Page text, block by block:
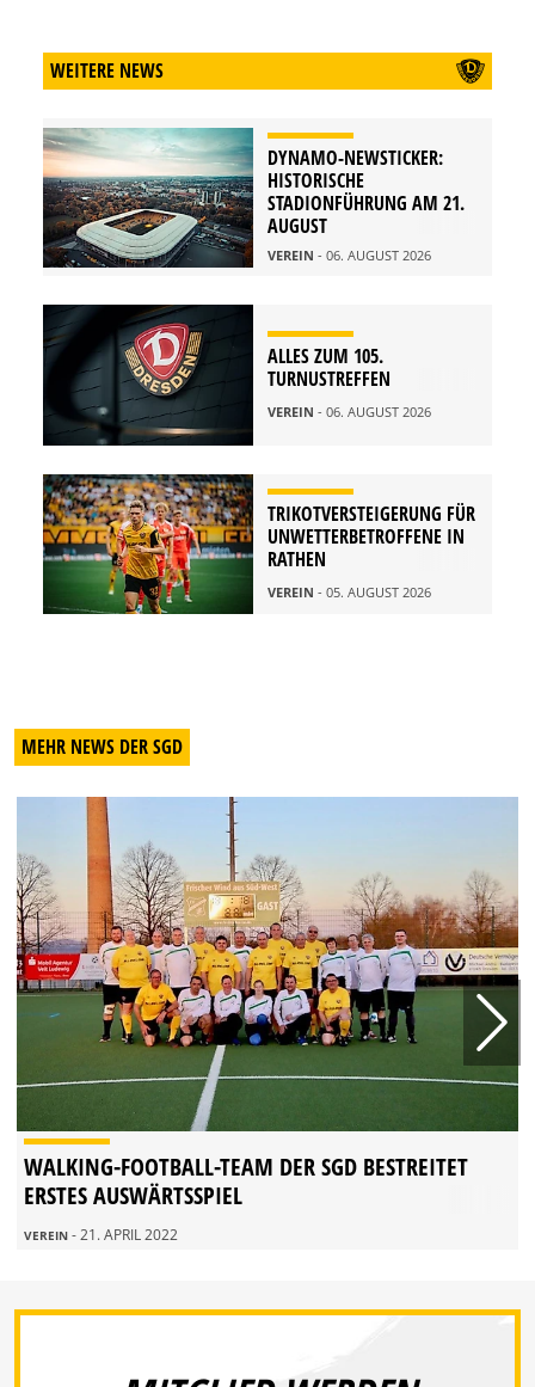
WEITERE NEWS
DYNAMO-NEWSTICKER:
HISTORISCHE
STADIONFÜHRUNG AM 21.
AUGUST
VEREIN - 06. AUGUST 2026
ALLES ZUM 105.
TURNUSTREFFEN
VEREIN - 06. AUGUST 2026
TRIKOTVERSTEIGERUNG FÜR
UNWETTERBETROFFENE IN
RATHEN
VEREIN - 05. AUGUST 2026
MEHR NEWS DER SGD
WALKING-FOOTBALL-TEAM DER SGD BESTREITET
ERSTES AUSWÄRTSSPIEL
VEREIN - 21. APRIL 2022